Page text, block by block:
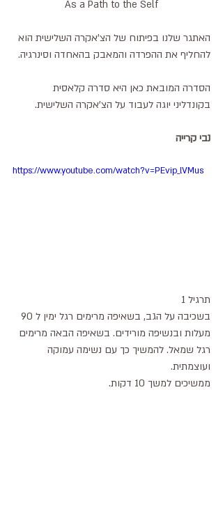
As a Path to the Self
האתגר שלנו בפיתוח של הצ'אקרה השלישית הוא
להחליף את ההפרדה והמאבק בהאחדה וסינרגיה.
הסדרה המובאת כאן היא סדרה קלאסית
בקונדליני יוגה לעבוד על הצ'אקרה השלישית.
נבי קרייה
https://www.youtube.com/watch?v=PEvip_lVMus
תרגיל 1
מעלות ובנשיפה מורידים. בשאיפה הבאה מרימים
רגל שמאל. להמשיך כך עם נשימה עמוקה
ועוצמתית.
ממשיכים למשך 10 דקות.